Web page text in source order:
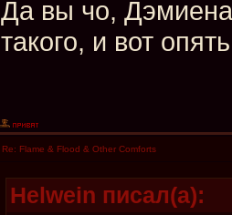
Да вы чо,
такого, и вот
Re: Flame & Flood & Other Comforts
Helwein писал(а):